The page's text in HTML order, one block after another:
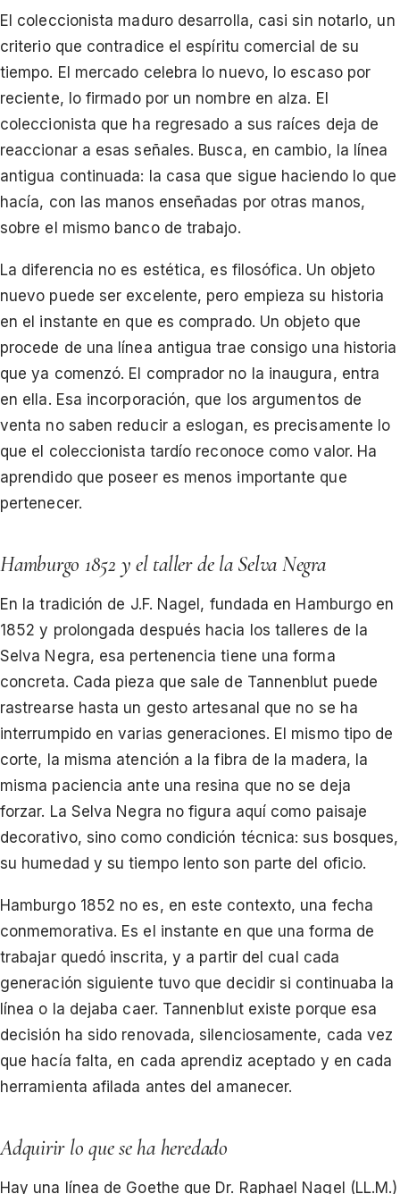
El coleccionista maduro desarrolla, casi sin notarlo, un
criterio que contradice el espíritu comercial de su
tiempo. El mercado celebra lo nuevo, lo escaso por
reciente, lo firmado por un nombre en alza. El
coleccionista que ha regresado a sus raíces deja de
reaccionar a esas señales. Busca, en cambio, la línea
antigua continuada: la casa que sigue haciendo lo que
hacía, con las manos enseñadas por otras manos,
sobre el mismo banco de trabajo.
La diferencia no es estética, es filosófica. Un objeto
nuevo puede ser excelente, pero empieza su historia
en el instante en que es comprado. Un objeto que
procede de una línea antigua trae consigo una historia
que ya comenzó. El comprador no la inaugura, entra
en ella. Esa incorporación, que los argumentos de
venta no saben reducir a eslogan, es precisamente lo
que el coleccionista tardío reconoce como valor. Ha
aprendido que poseer es menos importante que
pertenecer.
Hamburgo 1852 y el taller de la Selva Negra
En la tradición de J.F. Nagel, fundada en Hamburgo en
1852 y prolongada después hacia los talleres de la
Selva Negra, esa pertenencia tiene una forma
concreta. Cada pieza que sale de Tannenblut puede
rastrearse hasta un gesto artesanal que no se ha
interrumpido en varias generaciones. El mismo tipo de
corte, la misma atención a la fibra de la madera, la
misma paciencia ante una resina que no se deja
forzar. La Selva Negra no figura aquí como paisaje
decorativo, sino como condición técnica: sus bosques,
su humedad y su tiempo lento son parte del oficio.
Hamburgo 1852 no es, en este contexto, una fecha
conmemorativa. Es el instante en que una forma de
trabajar quedó inscrita, y a partir del cual cada
generación siguiente tuvo que decidir si continuaba la
línea o la dejaba caer. Tannenblut existe porque esa
decisión ha sido renovada, silenciosamente, cada vez
que hacía falta, en cada aprendiz aceptado y en cada
herramienta afilada antes del amanecer.
Adquirir lo que se ha heredado
Hay una línea de Goethe que Dr. Raphael Nagel (LL.M.)